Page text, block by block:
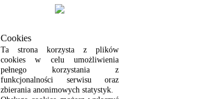
Cookies
Ta strona korzysta z plików
cookies w celu umożliwienia
pełnego korzystania z
funkcjonalności serwisu oraz
zbierania anonimowych statystyk.